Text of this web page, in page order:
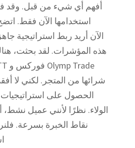
أفهم أي شيء من قبل. وقد
استخدامها الآن فقط.
الآن أريد ربط استراتيجية
هذه المؤشرات. لقد بحثت،
شرائها من المتجر. لكني لا
الحصول على
الولاء. نظرًا لأنني عميل
نقاط الخبرة بسرعة.